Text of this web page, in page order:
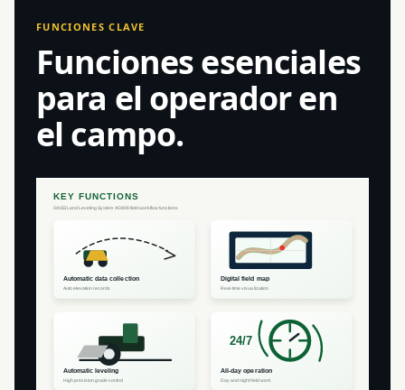
FUNCIONES CLAVE
Funciones esenciales
para el operador en
el campo.